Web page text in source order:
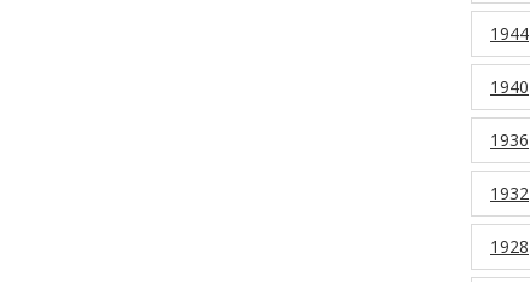
1944
1940
1936
1932
1928